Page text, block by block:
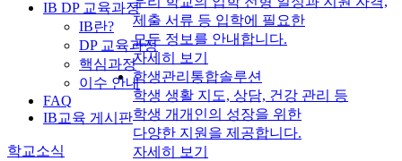
IB DP 교육과정
IB란?
DP 교육과정
핵심과정
이수 안내
FAQ
IB교육 게시판
학교소식
제출 서류 등 입학에 필요한
모든 정보를 안내합니다.
자세히 보기
학생관리통합솔루션
학생 생활 지도, 상담, 건강 관리 등
학생 개개인의 성장을 위한
다양한 지원을 제공합니다.
자세히 보기